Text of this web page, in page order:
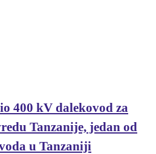
400 kV dalekovod za
Tanzanije, jedan od
u Tanzaniji